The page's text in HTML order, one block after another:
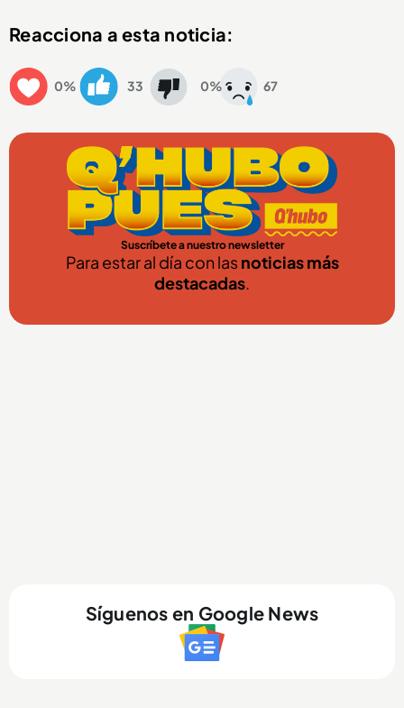
Reacciona a esta noticia:
0% 33 0% 67
Suscríbete a nuestro newsletter
Para estar al día con lasnoticias más
destacadas.
Síguenos en Google News